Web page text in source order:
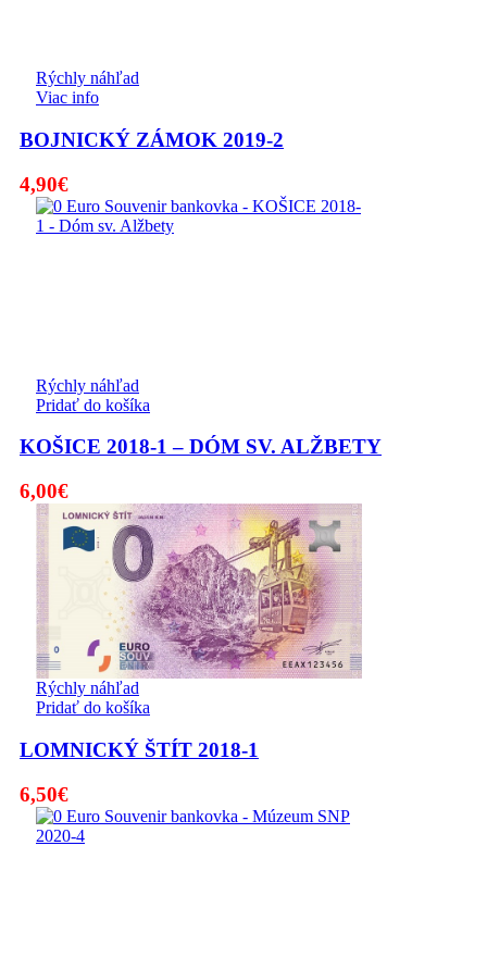
Rýchly náhľad
Viac info
BOJNICKÝ ZÁMOK 2019-2
4,90€
Rýchly náhľad
Pridať do košíka
KOŠICE 2018-1 – DÓM SV. ALŽBETY
6,00€
Rýchly náhľad
Pridať do košíka
LOMNICKÝ ŠTÍT 2018-1
6,50€